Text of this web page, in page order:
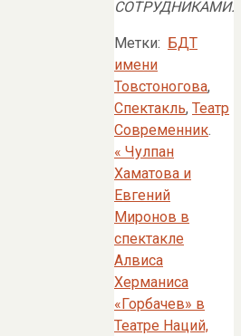
СОТРУДНИКАМИ.
Метки: БДТ
имени
Товстоногова,
Спектакль, Театр
Современник.
« Чулпан
Хаматова и
Евгений
Миронов в
спектакле
Алвиса
Херманиса
«Горбачев» в
Театре Наций,